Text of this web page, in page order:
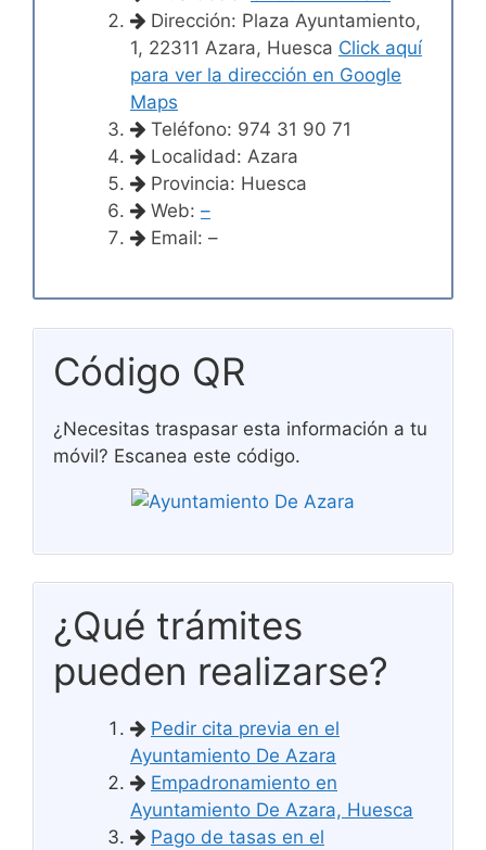
Dirección: Plaza Ayuntamiento,
1, 22311 Azara, Huesca Click aquí
para ver la dirección en Google
Maps
Teléfono: 974 31 90 71
Localidad: Azara
Provincia: Huesca
Web: –
Email: –
Código QR
¿Necesitas traspasar esta información a tu
móvil? Escanea este código.
¿Qué trámites
pueden realizarse?
Pedir cita previa en el
Ayuntamiento De Azara
Empadronamiento en
Ayuntamiento De Azara, Huesca
Pago de tasas en el